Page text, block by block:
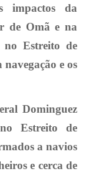
impactos da
de Omã e na
no Estreito de
navegação e os
Dominguez
Estreito de
a navios
e cerca de